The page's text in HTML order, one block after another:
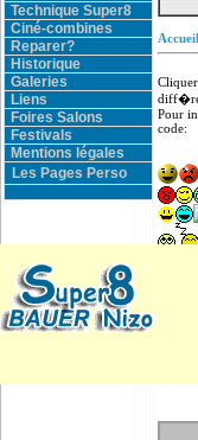
Technique Super8
Ciné-combines
Reparer?
Historique
Galeries
Liens
Foires Salons
Festivals
Mentions légales
Les Pages Perso
Pour
code: